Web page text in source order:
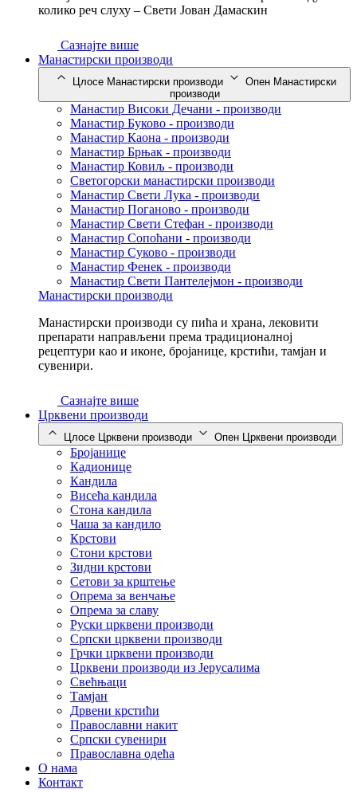
колико реч слуху – Свети Јован Дамаскин
Сазнајте више
Манастирски производи
Цлосе Манастирски производи
Опен Манастирски
производи
Манастир Високи Дечани - производи
Манастир Буково - производи
Манастир Каона - производи
Манастир Брњак - производи
Манастир Ковиљ - производи
Светогорски манастирски производи
Манастир Свети Лука - производи
Манастир Поганово - производи
Манастир Свети Стефан - производи
Манастир Сопоћани - производи
Манастир Суково - производи
Манастир Фенек - производи
Манастир Свети Пантелејмон - производи
Манастирски производи
Манастирски производи су пића и храна, лековити
препарати направљени према традиционалној
рецептури као и иконе, бројанице, крстићи, тамјан и
сувенири.
Сазнајте више
Црквени производи
Цлосе Црквени производи Опен Црквени производи
Бројанице
Кадионице
Кандила
Висећа кандила
Стона кандила
Чаша за кандило
Крстови
Стони крстови
Зидни крстови
Сетови за крштење
Опрема за венчање
Опрема за славу
Руски црквени производи
Српски црквени производи
Грчки црквени производи
Црквени производи из Јерусалима
Свећњаци
Тамјан
Дрвени крстићи
Православни накит
Српски сувенири
Православна одећа
О нама
Контакт